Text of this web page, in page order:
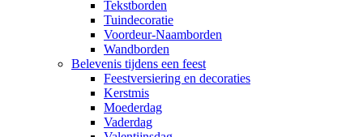
Tekstborden
Tuindecoratie
Voordeur-Naamborden
Wandborden
Belevenis tijdens een feest
Feestversiering en decoraties
Kerstmis
Moederdag
Vaderdag